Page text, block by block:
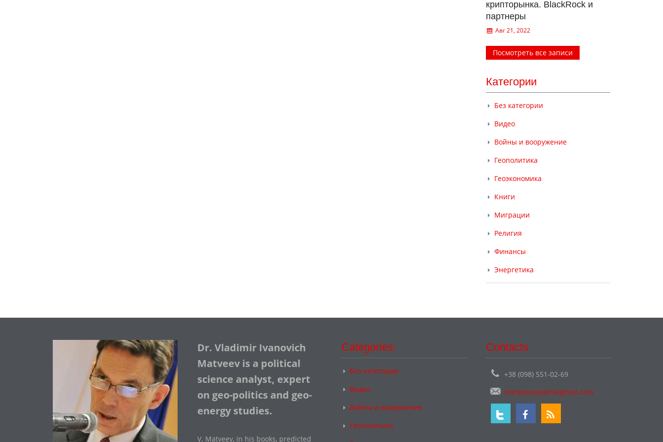
крипторынка. BlackRock и
партнеры
Авг 21, 2022
Посмотреть все записи
Категории
Без категории
Видео
Войны и вооружение
Геополитика
Геоэкономика
Книги
Миграции
Религия
Финансы
Энергетика
Dr. Vladimir Ivanovich
Matveev is a political
science analyst, expert
on geo-politics and geo-
energy studies.
V. Matveev, in his books, predicted
Categories:
Без категории
Видео
Войны и вооружение
Геополитика
Contacts
+38 (098) 551-02-69
matveevexpert@gmail.com